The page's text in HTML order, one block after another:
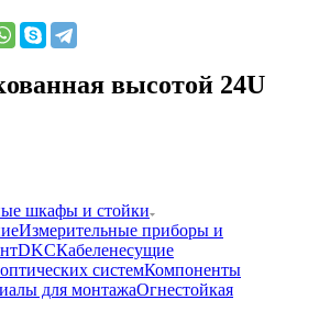
высотой 24U
шкафы и стойки
Измерительные приборы и
DKCКабеленесущие
системКомпоненты
для монтажаОгнестойкая